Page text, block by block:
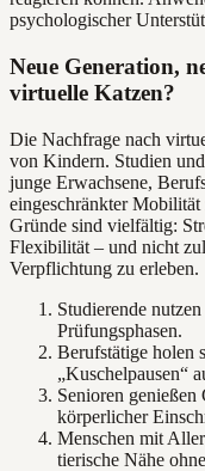
psychologischer
Neue Generation,
virtuelle Katzen?
Die Nachfrage nach
von Kindern. Studien
junge Erwachsene,
eingeschränkter
Gründe sind vielfältig:
Flexibilität – und nicht
Verpflichtung zu erleben.
Studierende
Prüfungsphasen.
Berufstätige holen
„Kuschelpausen“
Senioren
körperlicher
Menschen mit
tierische Nähe